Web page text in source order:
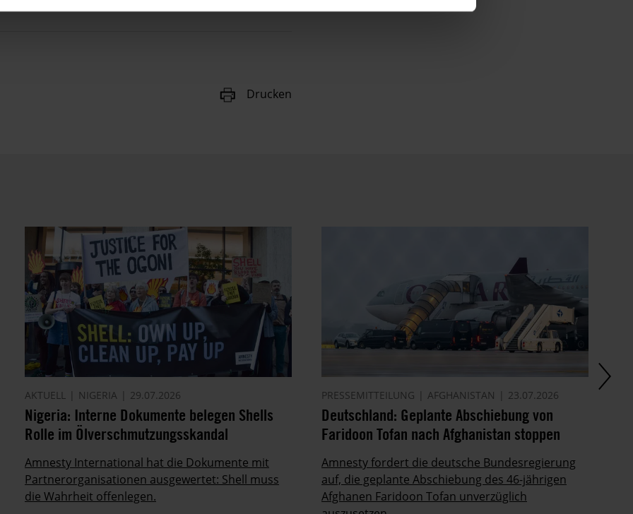
Drucken
AKTUELL NIGERIA 29.07.2026
Nigeria: Interne Dokumente belegen Shells
Rolle im Ölverschmutzungsskandal
Amnesty International hat die Dokumente mit
Partnerorganisationen ausgewertet: Shell muss
die Wahrheit offenlegen.
PRESSEMITTEILUNG AFGHANISTAN 23.07.2026
Deutschland: Geplante Abschiebung von
Faridoon Tofan nach Afghanistan stoppen
Amnesty fordert die deutsche Bundesregierung
auf, die geplante Abschiebung des 46-jährigen
Afghanen Faridoon Tofan unverzüglich